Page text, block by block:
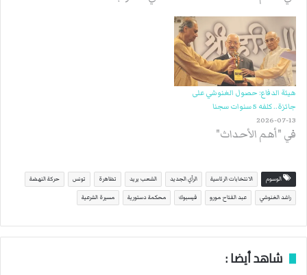
هيئة الدفاع: حصول الغنوشي على
جائزة.. كلفه 5 سنوات سجنا
2026-07-13
في "أهم الأحداث"
الوسوم الانتخابات الرئاسية الرأي الجديد الشعب يريد تظاهرة تونس حركة النهضة
راشد الغنوشي عبد الفتاح مورو فيسبوك محكمة دستورية مسيرة الشرعية
شاهد أيضا :